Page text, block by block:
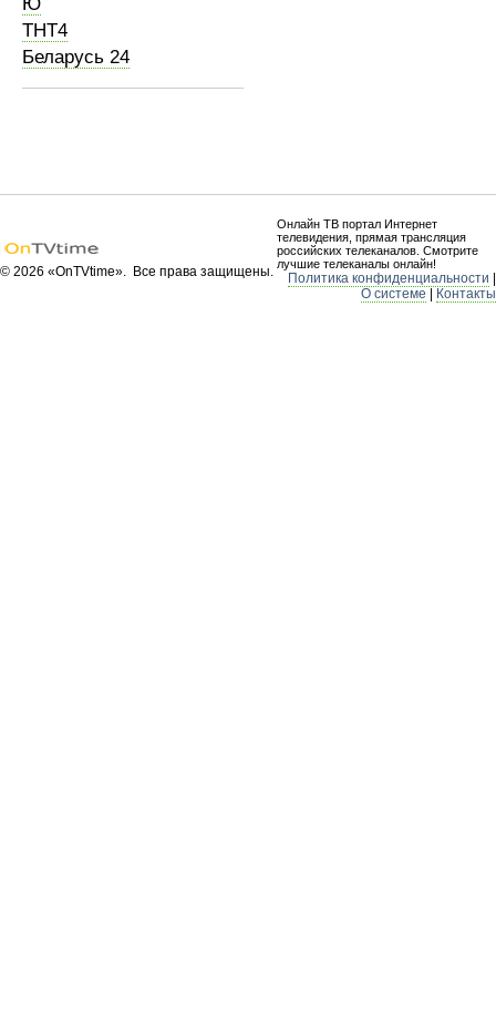
ТНТ4
Беларусь 24
© 2026 «OnTVtime». Все права защищены.
Онлайн ТВ портал Интернет
телевидения, прямая трансляция
российских телеканалов. Смотрите
лучшие телеканалы онлайн!
Политика конфиденциальности
О системе
Контакты